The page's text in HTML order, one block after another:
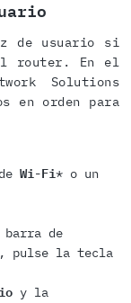
de usuario si
router. En el
Solutions
en orden para
Wi-Fi* o un
de
pulse la tecla
y la